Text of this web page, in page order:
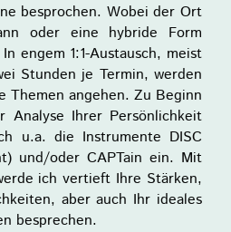
besprochen. Wobei der Ort
oder eine hybride Form
engem 1:1-Austausch, meist
Stunden je Termin, werden
Themen angehen. Zu Beginn
Analyse Ihrer Persönlichkeit
u.a. die Instrumente DISC
und/oder CAPTain ein. Mit
ich vertieft Ihre Stärken,
aber auch Ihr ideales
besprechen.